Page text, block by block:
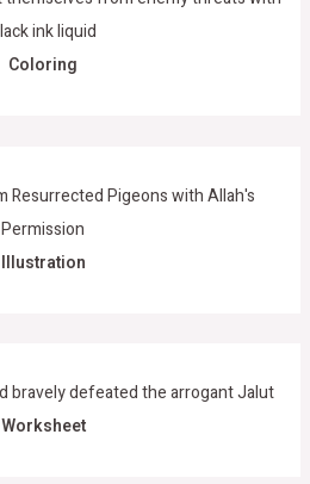
Coloring
Illustration
Worksheet